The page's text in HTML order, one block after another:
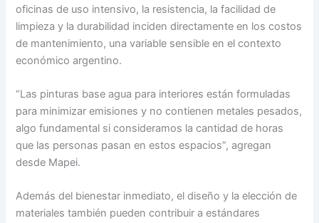
oficinas de uso intensivo, la resistencia, la facilidad de
limpieza y la durabilidad inciden directamente en los costos
de mantenimiento, una variable sensible en el contexto
económico argentino.
“Las pinturas base agua para interiores están formuladas
para minimizar emisiones y no contienen metales pesados,
algo fundamental si consideramos la cantidad de horas
que las personas pasan en estos espacios”, agregan
desde Mapei.
Además del bienestar inmediato, el diseño y la elección de
materiales también pueden contribuir a estándares